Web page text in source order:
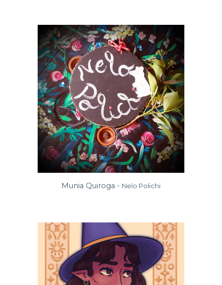
Munia Quiroga - Nelo Polichi